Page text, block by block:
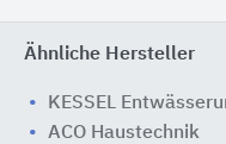
Ähnliche Hersteller
KESSEL
ACO Haustechnik